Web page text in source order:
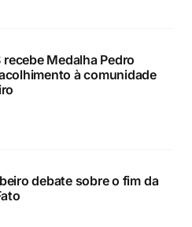
Medalha Pedro
à comunidade
debate sobre o fim da